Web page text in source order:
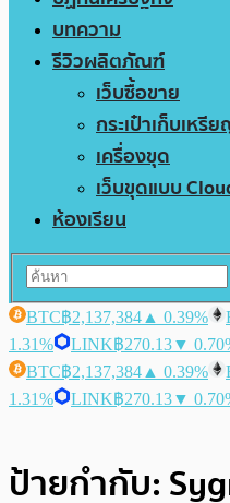
บทความ
รีวิวผลิตภัณฑ์
เว็บซื้อขาย
กระเป๋าเก็บเหรี
เครื่องขุด
เว็บขุดแบบ
ห้องเรียน
BTC฿2,137,384 ▲ 0.39%
1.31%
LINK฿270.13▼
BTC฿2,137,384 ▲ 0.39%
1.31%
LINK฿270.13▼
ป้ายกำกับ: